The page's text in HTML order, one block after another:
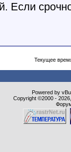
Если
Текущее
Powered by
Copyright ©2000 -